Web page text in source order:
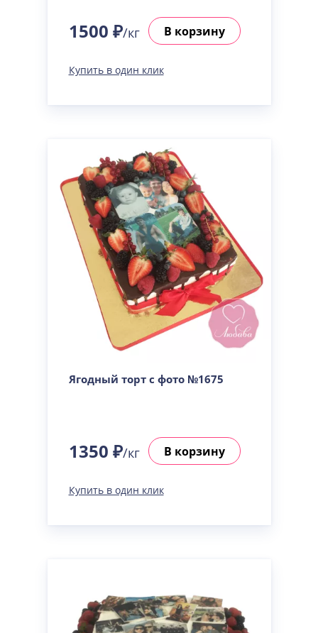
1500 ₽/кг В корзину
Купить в один клик
Ягодный торт с фото №1675
1350 ₽/кг В корзину
Купить в один клик